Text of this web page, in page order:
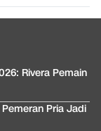
Rivera Pemain
Pria Jadi